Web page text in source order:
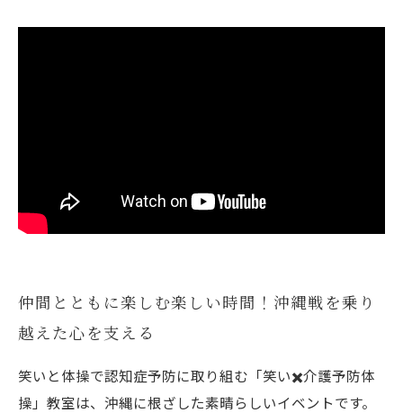
仲間とともに楽しむ楽しい時間！沖縄戦を乗り
越えた心を支える
笑いと体操で認知症予防に取り組む「笑い✖️介護予防体
操」教室は、沖縄に根ざした素晴らしいイベントです。